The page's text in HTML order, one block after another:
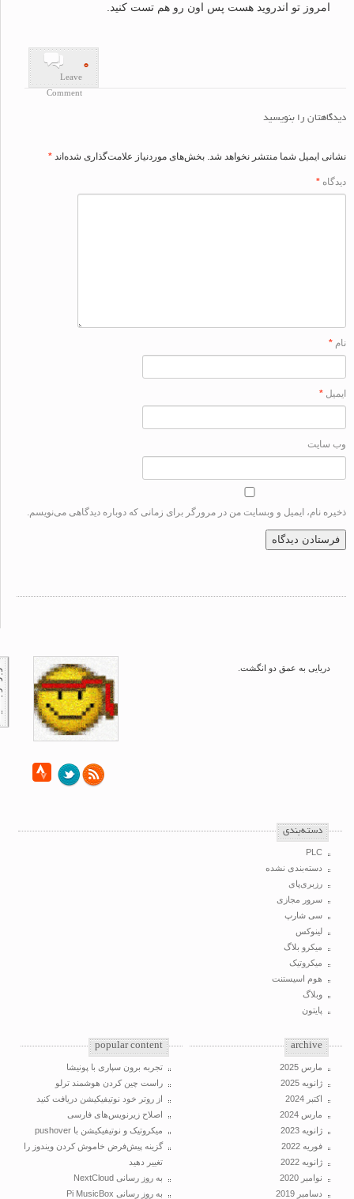
امروز تو اندروید هست پس اون رو هم تست کنید.
Leave
Comment
را بنویسید
ایمیل شما منتشر نخواهد شد. بخش‌های موردنیاز علامت‌گذاری شده‌اند*
*
*
نام، ایمیل و وبسایت من در مرورگر برای زمانی که دوباره دیدگاهی می‌نویسم.
دریایی به عمق دو انگشت.
‌دسته‌بندی
PLC
دسته‌بندی نشده
رزبری‌پای
سرور مجازی
سی شارپ
لینوکس
میکرو بلاگ
میکروتیک
هوم اسیستنت
وبلاگ
پایتون
archive
مارس 2025
ژانویه 2025
اکتبر 2024
مارس 2024
ژانویه 2023
فوریه 2022
ژانویه 2022
نوامبر 2020
دسامبر 2019
popular content
تجربه برون سپاری با پونیشا
راست چین کردن هوشمند ترلو
از روتر خود نوتیفیکیشن دریافت کنید
اصلاح زیرنویس‌های فارسی
میکروتیک و نوتیفیکیشن با pushover
گزینه پیش‌فرض خاموش کردن ویندوز را
تغییر دهید
به روز رسانی NextCloud
به روز رسانی Pi MusicBox